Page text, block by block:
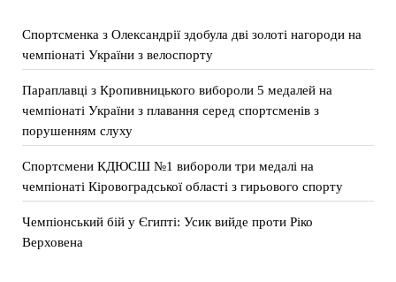
Спортсменка з Олександрії здобула дві золоті нагороди на
чемпіонаті України з велоспорту
Параплавці з Кропивницького вибороли 5 медалей на
чемпіонаті України з плавання серед спортсменів з
порушенням слуху
Спортсмени КДЮСШ №1 вибороли три медалі на
чемпіонаті Кіровоградської області з гирьового спорту
Чемпіонський бій у Єгипті: Усик вийде проти Ріко
Верховена